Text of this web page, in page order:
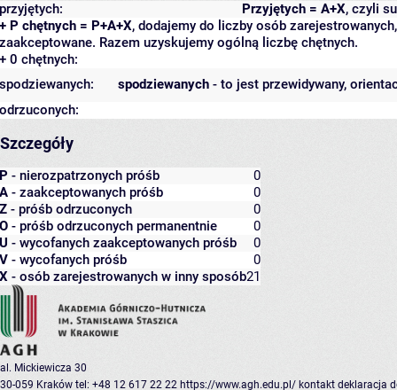
Przyjętych = A+X, czyli
przyjętych:
+ P chętnych = P+A+X, dodajemy do liczby osób
zaakceptowane. Razem uzyskujemy ogólną liczbę chętnych.
+ 0 chętnych:
spodziewanych - to jest przewidywany,
spodziewanych:
odrzuconych:
Szczegóły
P - nierozpatrzonych próśb
0
A - zaakceptowanych próśb
0
Z - próśb odrzuconych
0
O - próśb odrzuconych permanentnie
0
U - wycofanych zaakceptowanych próśb
0
V - wycofanych próśb
0
X - osób zarejestrowanych w inny sposób21
al. Mickiewicza 30
30-059 Kraków tel: +48 12 617 22 22 https://www.agh.edu.pl/ kontakt deklaracja